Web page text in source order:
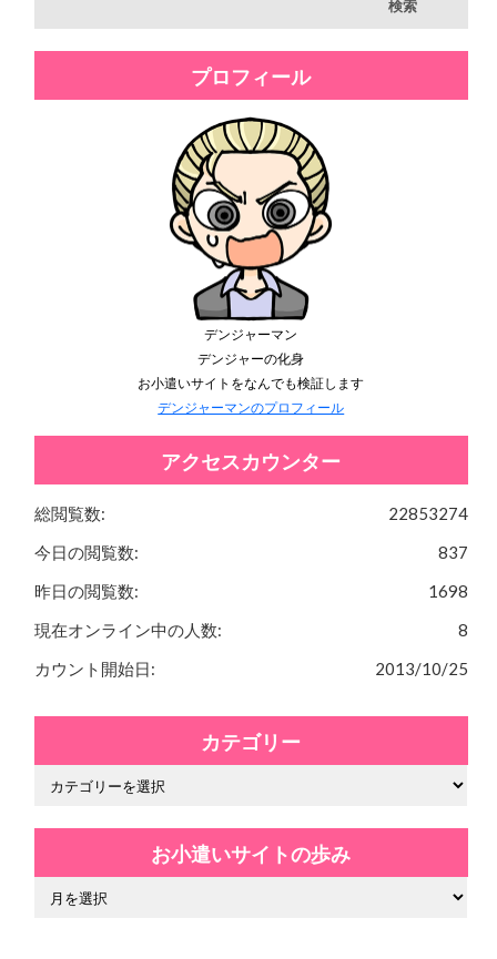
プロフィール
デンジャーマン
デンジャーの化身
お小遣いサイトをなんでも検証します
デンジャーマンのプロフィール
アクセスカウンター
22853274
総閲覧数:
837
今日の閲覧数:
1698
昨日の閲覧数:
8
現在オンライン中の人数:
2013/10/25
カウント開始日:
カテゴリー
お小遣いサイトの歩み